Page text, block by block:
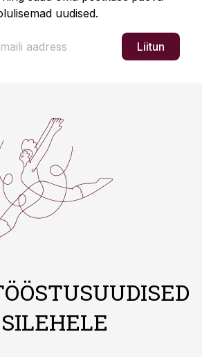
uudised.
Liitun